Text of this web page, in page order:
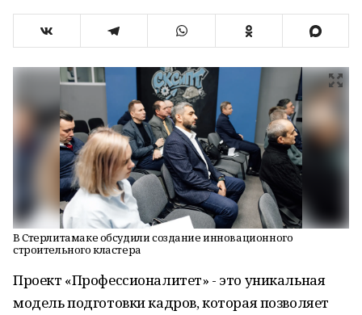
В Стерлитамаке обсудили создание инновационного
строительного кластера
Проект «Профессионалитет» - это уникальная
модель подготовки кадров, которая позволяет